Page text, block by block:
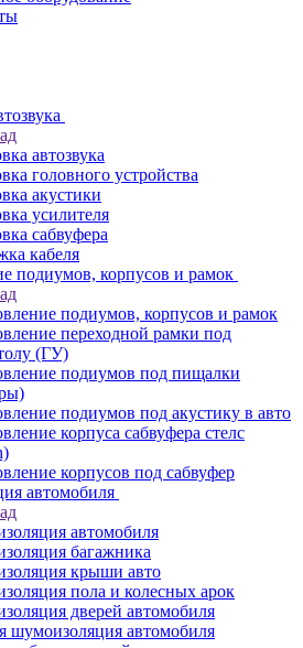
автозвука
головного устройства
акустики
усилителя
сабвуфера
кабеля
подиумов, корпусов и рамок
подиумов, корпусов и рамок
переходной рамки под
(ГУ)
подиумов под пищалки
подиумов под акустику в авто
корпуса сабвуфера стелс
корпусов под сабвуфер
автомобиля
автомобиля
багажника
крыши авто
пола и колесных арок
дверей автомобиля
шумоизоляция автомобиля